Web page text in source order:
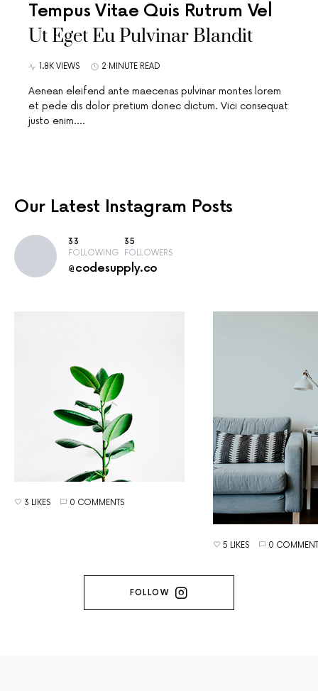
Tempus Vitae Quis Rutrum Vel
Ut Eget Eu Pulvinar Blandit
1.8K VIEWS 2 MINUTE READ
Aenean eleifend ante maecenas pulvinar montes lorem
et pede dis dolor pretium donec dictum. Vici consequat
justo enim.…
Our Latest Instagram Posts
33
FOLLOWING
35
FOLLOWERS
@codesupply.co
3 LIKES 0 COMMENTS
5 LIKES 0
FOLLOW